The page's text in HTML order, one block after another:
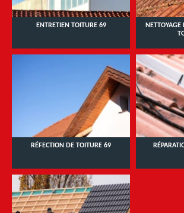
ENTRETIEN TOITURE 69
RÉFECTION DE TOITURE 69